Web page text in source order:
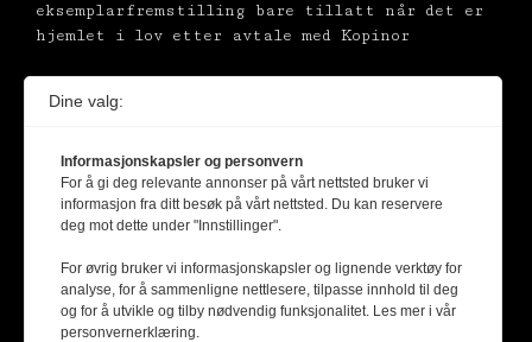
eksemplarfremstilling bare tillatt når det er
hjemlet i lov etter avtale med Kopinor
Dine valg:
Informasjonskapsler og personvern
For å gi deg relevante annonser på vårt nettsted bruker vi
informasjon fra ditt besøk på vårt nettsted. Du kan reservere
deg mot dette under "Innstillinger".
For øvrig bruker vi informasjonskapsler og lignende verktøy for
analyse, for å sammenligne nettlesere, tilpasse innhold til deg
og for å utvikle og tilby nødvendig funksjonalitet. Les mer i vår
personvernerklæring.